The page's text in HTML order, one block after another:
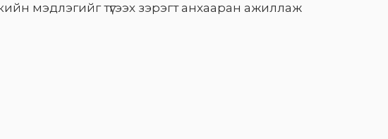
мэдлэгийг түгээх зэрэгт анхааран ажиллаж